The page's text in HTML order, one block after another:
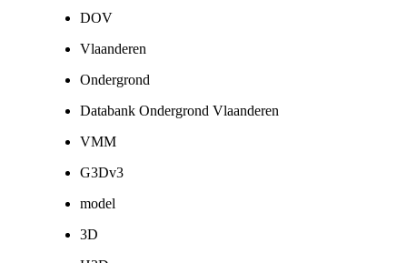
DOV
Vlaanderen
Ondergrond
Databank Ondergrond Vlaanderen
VMM
G3Dv3
model
3D